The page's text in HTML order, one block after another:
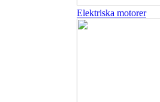
Elektriska motorer